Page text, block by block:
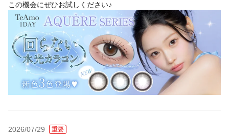
この機会にぜひお試しください♪
2026/07/29 重要